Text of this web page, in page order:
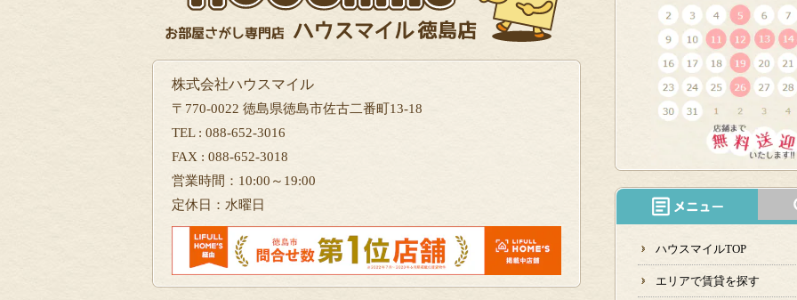
株式会社ハウスマイル
〒770-0022 徳島県徳島市佐古二番町13-18
TEL : 088-652-3016
FAX : 088-652-3018
営業時間：10:00～19:00
定休日：水曜日
ハウスマイルTOP
エリアで賃貸を探す